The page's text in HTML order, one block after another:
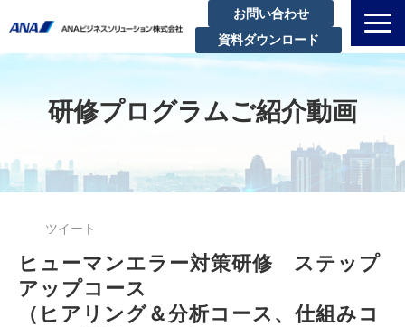
お問い合わせ
資料ダウンロード
解決できる課題
実績・事例紹介
お知らせ
研修プログラムご紹介動画
ツイート
ヒューマンエラー対策研修　ステップ
アップコース
（ヒアリング＆分析コース、仕組みコ